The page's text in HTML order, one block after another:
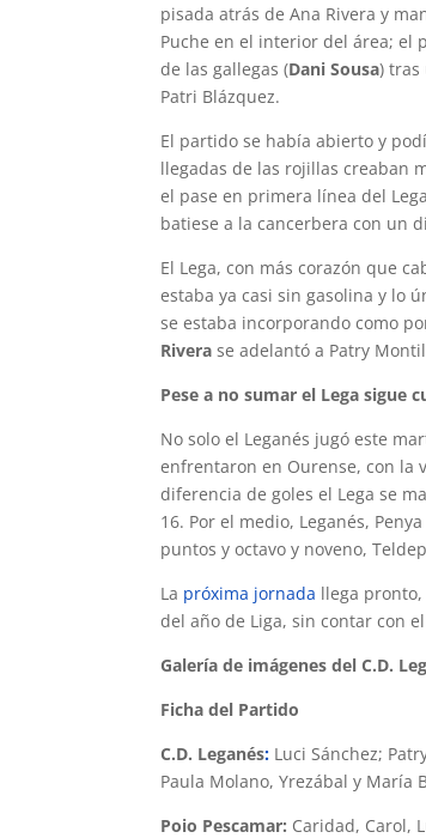
pisada atrás de Ana Rivera y
Puche en el interior del área; el
de las gallegas (Dani Sousa) tras
Patri Blázquez.
El partido se había abierto y
llegadas de las rojillas creaban
el pase en primera línea del
batiese a la cancerbera con un
El Lega, con más corazón que
estaba ya casi sin gasolina y lo
se estaba incorporando como
Rivera se adelantó a Patry
Pese a no sumar el Lega sigue
No solo el Leganés jugó este
enfrentaron en Ourense, con la
diferencia de goles el Lega se
16. Por el medio, Leganés,
puntos y octavo y noveno,
La próxima jornada llega
del año de Liga, sin contar con
Galería de imágenes del C.D.
Ficha del Partido
C.D. Leganés: Luci Sánchez;
Paula Molano, Yrezábal y María
Poio Pescamar: Caridad, Carol,